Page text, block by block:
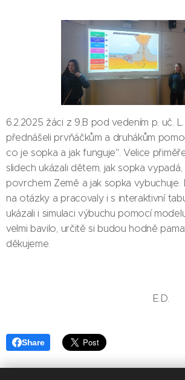
6.2.2025 žáci z 9.B pod vedením p. uč.
přednášeli prvňáčkům a druhákům
co je sopka a jak funguje". Velice
slidech ukázali dětem, jak sopka
povrchem Země a jak sopka
na otázky a pracovaly i s interaktivní
ukázali i simulaci výbuchu pomocí
velmi bavilo, určitě si budou hodně
děkujeme.
E.D.
Share